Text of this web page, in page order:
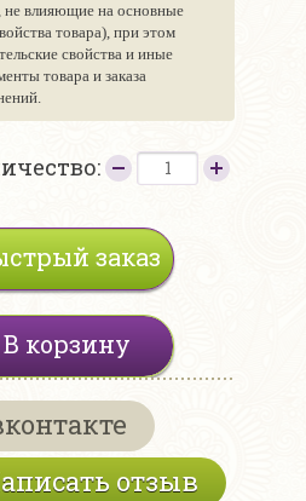
не влияющие на основные
товара), при этом
свойства и иные
товара и заказа
заказ
В корзину
отзыв